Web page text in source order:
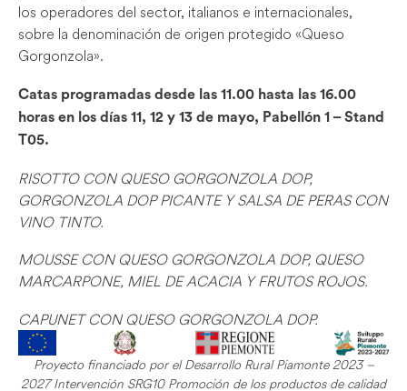
los operadores del sector, italianos e internacionales,
sobre la denominación de origen protegido «Queso
Gorgonzola».
Catas programadas desde las 11.00 hasta las 16.00
horas en los días 11, 12 y 13 de mayo, Pabellón 1 – Stand
T05.
RISOTTO CON QUESO GORGONZOLA DOP,
GORGONZOLA DOP PICANTE Y SALSA DE PERAS CON
VINO TINTO.
MOUSSE CON QUESO GORGONZOLA DOP, QUESO
MARCARPONE, MIEL DE ACACIA Y FRUTOS ROJOS.
CAPUNET CON QUESO GORGONZOLA DOP.
Proyecto financiado por el Desarrollo Rural Piamonte 2023 –
2027 Intervención SRG10 Promoción de los productos de calidad